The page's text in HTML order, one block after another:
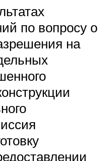
по вопросу о
на